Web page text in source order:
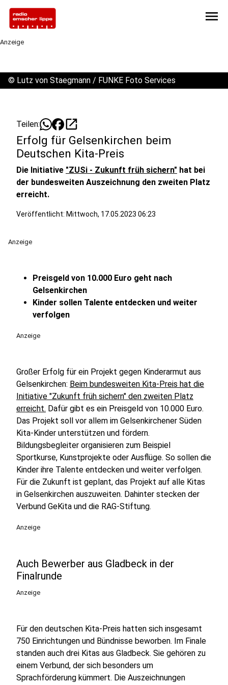
menu
Anzeige
© Lutz von Staegmann / FUNKE Foto Services
Teilen: open_in_new
Erfolg für Gelsenkirchen beim
Deutschen Kita-Preis
Die Initiative "ZUSi - Zukunft früh sichern" hat bei
der bundesweiten Auszeichnung den zweiten Platz
erreicht.
Veröffentlicht: Mittwoch, 17.05.2023 06:23
Anzeige
Preisgeld von 10.000 Euro geht nach
Gelsenkirchen
Kinder sollen Talente entdecken und weiter
verfolgen
Anzeige
Großer Erfolg für ein Projekt gegen Kinderarmut aus
Gelsenkirchen: Beim bundesweiten Kita-Preis hat die
Initiative "Zukunft früh sichern" den zweiten Platz
erreicht. Dafür gibt es ein Preisgeld von 10.000 Euro.
Das Projekt soll vor allem im Gelsenkirchener Süden
Kita-Kinder unterstützen und fördern.
Bildungsbegleiter organisieren zum Beispiel
Sportkurse, Kunstprojekte oder Ausflüge. So sollen die
Kinder ihre Talente entdecken und weiter verfolgen.
Für die Zukunft ist geplant, das Projekt auf alle Kitas
in Gelsenkirchen auszuweiten. Dahinter stecken der
Verbund GeKita und die RAG-Stiftung.
Anzeige
Auch Bewerber aus Gladbeck in der
Finalrunde
Anzeige
Für den deutschen Kita-Preis hatten sich insgesamt
750 Einrichtungen und Bündnisse beworben. Im Finale
standen auch drei Kitas aus Gladbeck. Sie gehören zu
einem Verbund, der sich besonders um
Sprachförderung kümmert. Die Auszeichnungen